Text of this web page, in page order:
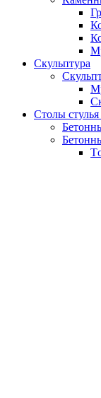
Скульптура
Столы